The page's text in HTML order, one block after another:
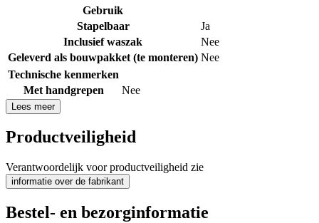
Gebruik
Stapelbaar
Ja
Inclusief waszak
Nee
Geleverd als bouwpakket (te monteren) Nee
Technische kenmerken
Met handgrepen
Nee
Lees meer
Productveiligheid
Verantwoordelijk voor productveiligheid zie
informatie over de fabrikant
Bestel- en bezorginformatie